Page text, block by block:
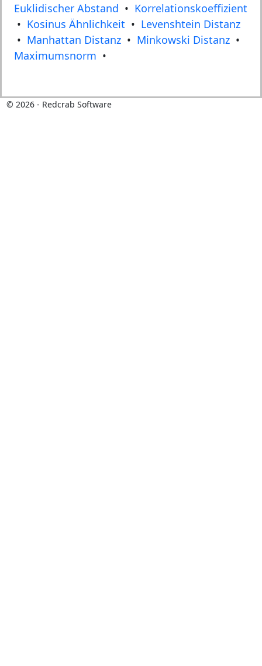
Euklidischer Abstand • Korrelationskoeffizient
• Kosinus Ähnlichkeit • Levenshtein Distanz
• Manhattan Distanz • Minkowski Distanz •
Maximumsnorm •
© 2026- Redcrab Software